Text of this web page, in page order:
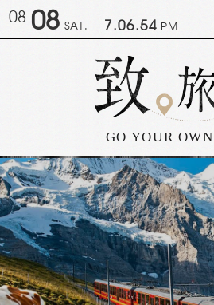
7.07.01 PM
08 08 SAT.
GO YO